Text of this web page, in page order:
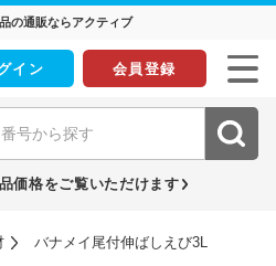
の通販ならアクティブ
イン 会員登録
価格をご覧いただけます
バナメイ尾付伸ばしえび3L